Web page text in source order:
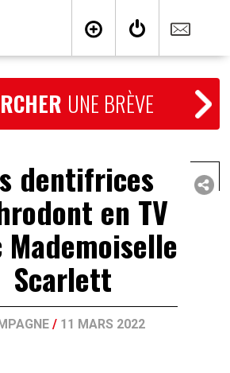
UNE BRÈVE
dentifrices
en TV
Mademoiselle
Scarlett
/ 11 MARS 2022